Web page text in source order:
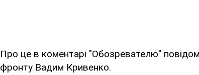
Про це в коментарі "Обозревателю"
фронту Вадим Кривенко.